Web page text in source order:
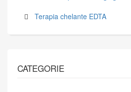
Terapia chelante EDTA
CATEGORIE